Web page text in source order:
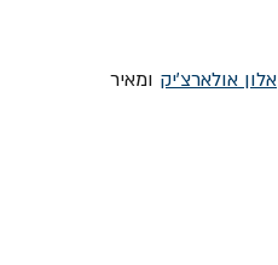
אלון אולארצ'יק ומאיר